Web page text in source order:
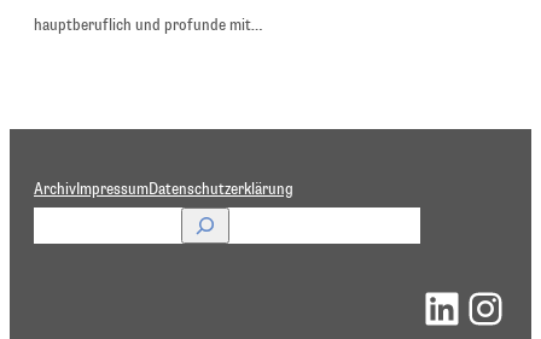
hauptberuflich und profunde mit…
Archiv ImpressumDatenschutzerklärung
LinkedIn Instagram